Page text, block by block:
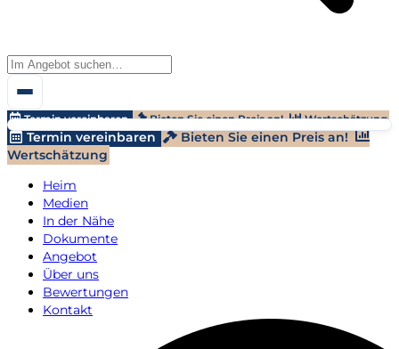
Termin vereinbaren Bieten Sie einen Preis an! Wertschätzung
Termin vereinbaren
Bieten Sie einen Preis an!
Wertschätzung
Heim
Medien
In der Nähe
Dokumente
Angebot
Über uns
Bewertungen
Kontakt